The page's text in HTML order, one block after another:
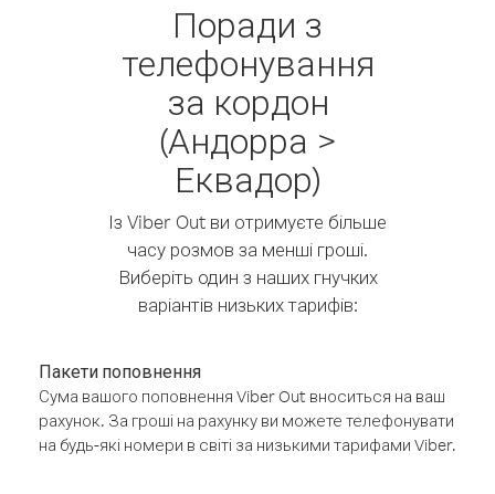
Поради з
телефонування
за кордон
(Андорра >
Еквадор)
Із Viber Out ви отримуєте більше
часу розмов за менші гроші.
Виберіть один з наших гнучких
варіантів низьких тарифів:
Пакети поповнення
Сума вашого поповнення Viber Out вноситься на ваш
рахунок. За гроші на рахунку ви можете телефонувати
на будь-які номери в світі за низькими тарифами Viber.